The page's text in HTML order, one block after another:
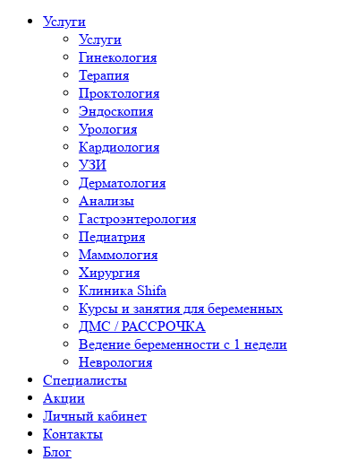
Услуги
Услуги
Гинекология
Терапия
Проктология
Эндоскопия
Урология
Кардиология
УЗИ
Дерматология
Анализы
Гастроэнтерология
Педиатрия
Маммология
Хирургия
Клиника Shifa
Курсы и занятия для беременных
ДМС / РАССРОЧКА
Ведение беременности с 1 недели
Неврология
Специалисты
Акции
Личный кабинет
Контакты
Блог